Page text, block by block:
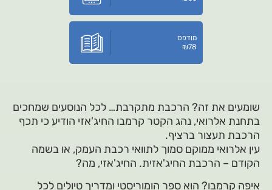
מודפס
₪78
שומעים את זה? הרכבת מתקרבת… לכל הנוסעים שמחכים
בתחנת אלרואי, נהג הקטר קרמבו החיג'אזי הודיע כי תכף
הרכבת תעצור ברציף.
עין אלרואי ממוקם סמוך לתוואי רכבת העמק, או בשמה
הקודם – הרכבת החיג'אזית. החיג'אזי, מה?
איפה קרמבו? הוא ספר הומוריסטי ומדריך טיולים לכל